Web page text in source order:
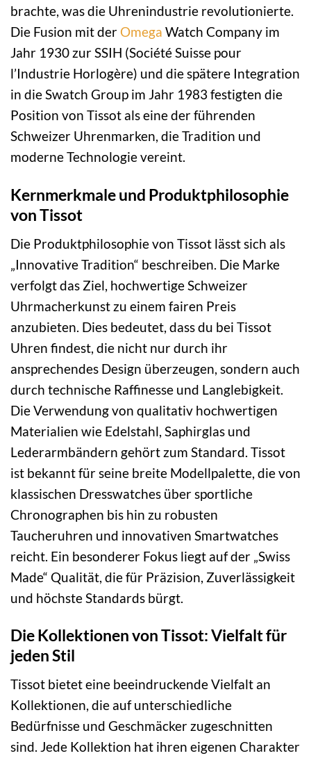
brachte, was die Uhrenindustrie revolutionierte.
Die Fusion mit der Omega Watch Company im
Jahr 1930 zur SSIH (Société Suisse pour
l’Industrie Horlogère) und die spätere Integration
in die Swatch Group im Jahr 1983 festigten die
Position von Tissot als eine der führenden
Schweizer Uhrenmarken, die Tradition und
moderne Technologie vereint.
Kernmerkmale und Produktphilosophie
von Tissot
Die Produktphilosophie von Tissot lässt sich als
„Innovative Tradition“ beschreiben. Die Marke
verfolgt das Ziel, hochwertige Schweizer
Uhrmacherkunst zu einem fairen Preis
anzubieten. Dies bedeutet, dass du bei Tissot
Uhren findest, die nicht nur durch ihr
ansprechendes Design überzeugen, sondern auch
durch technische Raffinesse und Langlebigkeit.
Die Verwendung von qualitativ hochwertigen
Materialien wie Edelstahl, Saphirglas und
Lederarmbändern gehört zum Standard. Tissot
ist bekannt für seine breite Modellpalette, die von
klassischen Dresswatches über sportliche
Chronographen bis hin zu robusten
Taucheruhren und innovativen Smartwatches
reicht. Ein besonderer Fokus liegt auf der „Swiss
Made“ Qualität, die für Präzision, Zuverlässigkeit
und höchste Standards bürgt.
Die Kollektionen von Tissot: Vielfalt für
jeden Stil
Tissot bietet eine beeindruckende Vielfalt an
Kollektionen, die auf unterschiedliche
Bedürfnisse und Geschmäcker zugeschnitten
sind. Jede Kollektion hat ihren eigenen Charakter